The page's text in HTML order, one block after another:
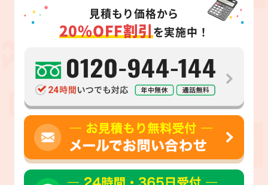
見積もり価格から
20%OFF割引を実施中！